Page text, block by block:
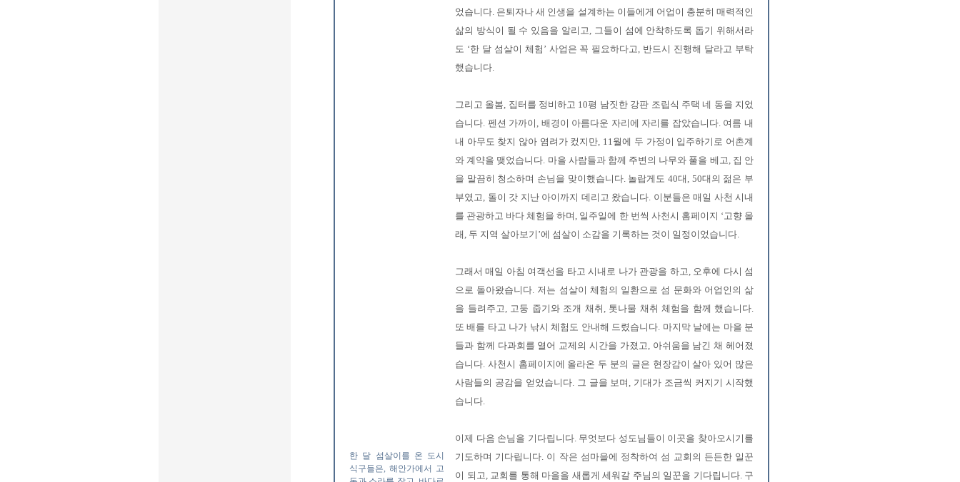
한 달 섬살이를 온 도시
식구들은, 해안가에서 고
었습니다. 은퇴자나 새 인생을 설계하는 이들에게 어업이 충분히 매력적인
삶의 방식이 될 수 있음을 알리고, 그들이 섬에 안착하도록 돕기 위해서라
도 ‘한 달 섬살이 체험’ 사업은 꼭 필요하다고, 반드시 진행해 달라고 부탁
했습니다.
그리고 올봄, 집터를 정비하고 10평 남짓한 강판 조립식 주택 네 동을 지었
습니다. 펜션 가까이, 배경이 아름다운 자리에 자리를 잡았습니다. 여름 내
내 아무도 찾지 않아 염려가 컸지만, 11월에 두 가정이 입주하기로 어촌계
와 계약을 맺었습니다. 마을 사람들과 함께 주변의 나무와 풀을 베고, 집 안
을 말끔히 청소하며 손님을 맞이했습니다. 놀랍게도 40대, 50대의 젊은 부
부였고, 돌이 갓 지난 아이까지 데리고 왔습니다. 이분들은 매일 사천 시내
를 관광하고 바다 체험을 하며, 일주일에 한 번씩 사천시 홈페이지 ‘고향 올
래, 두 지역 살아보기’에 섬살이 소감을 기록하는 것이 일정이었습니다.
그래서 매일 아침 여객선을 타고 시내로 나가 관광을 하고, 오후에 다시 섬
으로 돌아왔습니다. 저는 섬살이 체험의 일환으로 섬 문화와 어업인의 삶
을 들려주고, 고둥 줍기와 조개 채취, 톳나물 채취 체험을 함께 했습니다.
또 배를 타고 나가 낚시 체험도 안내해 드렸습니다. 마지막 날에는 마을 분
들과 함께 다과회를 열어 교제의 시간을 가졌고, 아쉬움을 남긴 채 헤어졌
습니다. 사천시 홈페이지에 올라온 두 분의 글은 현장감이 살아 있어 많은
사람들의 공감을 얻었습니다. 그 글을 보며, 기대가 조금씩 커지기 시작했
습니다.
이제 다음 손님을 기다립니다. 무엇보다 성도님들이 이곳을 찾아오시기를
기도하며 기다립니다. 이 작은 섬마을에 정착하여 섬 교회의 든든한 일꾼
이 되고, 교회를 통해 마을을 새롭게 세워갈 주님의 일꾼을 기다립니다. 구